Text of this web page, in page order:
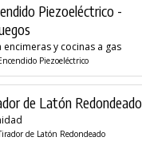
Piezoeléctrico -
encimeras y cocinas a gas
Piezoeléctrico
de Latón Redondeado
de Latón Redondeado